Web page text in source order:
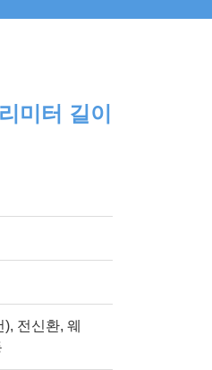
미터 길이
전신환, 웨